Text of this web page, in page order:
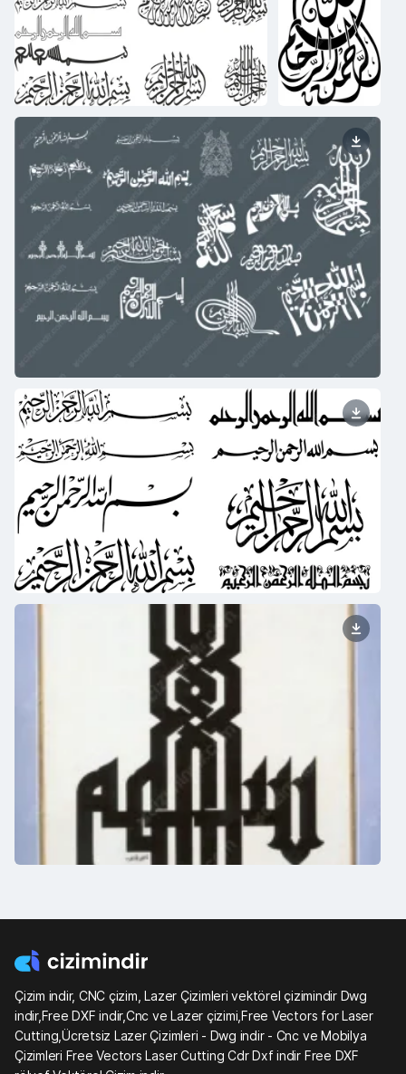
Çizim indir, CNC çizim, Lazer Çizimleri vektörel çizimindir Dwg
indir,Free DXF indir,Cnc ve Lazer çizimi,Free Vectors for Laser
Cutting,Ücretsiz Lazer Çizimleri - Dwg indir - Cnc ve Mobilya
Çizimleri Free Vectors Laser Cutting Cdr Dxf indir Free DXF